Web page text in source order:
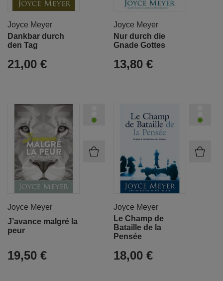
Joyce Meyer
Dankbar durch
den Tag
21,00 €
Joyce Meyer
Nur durch die
Gnade Gottes
13,80 €
Joyce Meyer
J’avance malgré la
peur
19,50 €
Joyce Meyer
Le Champ de
Bataille de la
Pensée
18,00 €